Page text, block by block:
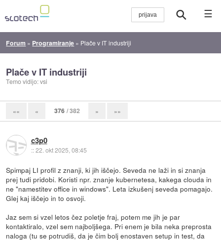
☰
Forum » Programiranje » Plače v IT industriji
Plače v IT industriji
Temo vidijo: vsi
«« « 376 / 382 » »»
c3p0
::22. okt 2025, 08:45
Spimpaj LI profil z znanji, ki jih iščejo. Seveda ne laži in si znanja
prej tudi pridobi. Koristi npr. znanje kubernetesa, kakega clouda in
ne "namestitev office in windows". Leta izkušenj seveda pomagajo.
Glej kaj iščejo in to osvoji.
Jaz sem si vzel letos čez poletje fraj, potem me jih je par
kontaktiralo, vzel sem najboljšega. Pri enem je bila neka preprosta
naloga (tu se potrudiš, da je čim bolj enostaven setup in test, da